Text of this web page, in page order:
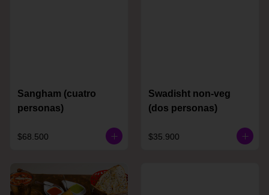
Sangham (cuatro
personas)
$68.500
Swadisht non-veg
(dos personas)
$35.900